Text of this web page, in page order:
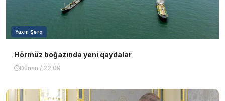
Yaxın Şərq
Hörmüz boğazında yeni qaydalar
Dünən / 22:09